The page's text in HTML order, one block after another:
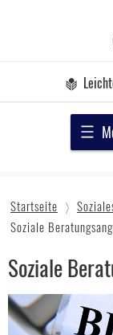
Startseite
Soziale
Soziale